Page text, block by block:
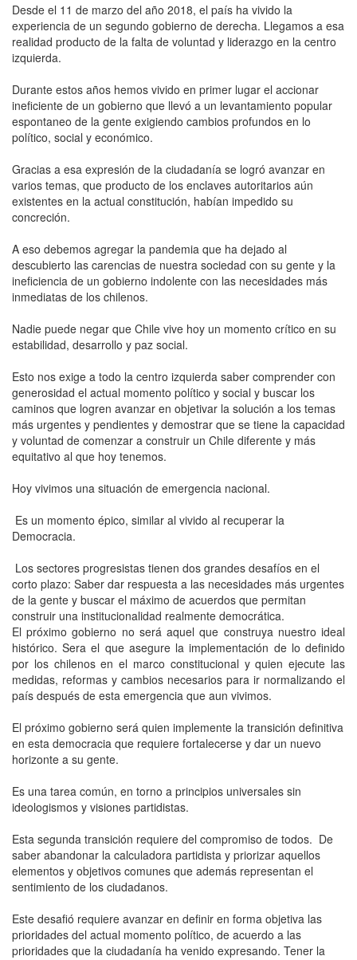
Desde el 11 de marzo del año 2018, el país ha vivido la
experiencia de un segundo gobierno de derecha. Llegamos a esa
realidad producto de la falta de voluntad y liderazgo en la centro
izquierda.
Durante estos años hemos vivido en primer lugar el accionar
ineficiente de un gobierno que llevó a un levantamiento popular
espontaneo de la gente exigiendo cambios profundos en lo
político, social y económico.
Gracias a esa expresión de la ciudadanía se logró avanzar en
varios temas, que producto de los enclaves autoritarios aún
existentes en la actual constitución, habían impedido su
concreción.
A eso debemos agregar la pandemia que ha dejado al
descubierto las carencias de nuestra sociedad con su gente y la
ineficiencia de un gobierno indolente con las necesidades más
inmediatas de los chilenos.
Nadie puede negar que Chile vive hoy un momento crítico en su
estabilidad, desarrollo y paz social.
Esto nos exige a todo la centro izquierda saber comprender con
generosidad el actual momento político y social y buscar los
caminos que logren avanzar en objetivar la solución a los temas
más urgentes y pendientes y demostrar que se tiene la capacidad
y voluntad de comenzar a construir un Chile diferente y más
equitativo al que hoy tenemos.
Hoy vivimos una situación de emergencia nacional.
Es un momento épico, similar al vivido al recuperar la
Democracia.
Los sectores progresistas tienen dos grandes desafíos en el
corto plazo: Saber dar respuesta a las necesidades más urgentes
de la gente y buscar el máximo de acuerdos que permitan
construir una institucionalidad realmente democrática.
El próximo gobierno no será aquel que construya nuestro ideal
histórico. Sera el que asegure la implementación de lo definido
por los chilenos en el marco constitucional y quien ejecute las
medidas, reformas y cambios necesarios para ir normalizando el
país después de esta emergencia que aun vivimos.
El próximo gobierno será quien implemente la transición definitiva
en esta democracia que requiere fortalecerse y dar un nuevo
horizonte a su gente.
Es una tarea común, en torno a principios universales sin
ideologismos y visiones partidistas.
Esta segunda transición requiere del compromiso de todos. De
saber abandonar la calculadora partidista y priorizar aquellos
elementos y objetivos comunes que además representan el
sentimiento de los ciudadanos.
Este desafió requiere avanzar en definir en forma objetiva las
prioridades del actual momento político, de acuerdo a las
prioridades que la ciudadanía ha venido expresando. Tener la